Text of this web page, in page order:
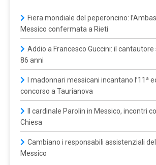
Fiera mondiale del peperoncino:
Messico confermata a Rieti
Addio a Francesco Guccini: il cantautore
86 anni
I madonnari messicani incantano l’11ª
concorso a Taurianova
Il cardinale Parolin in Messico, incontri
Chiesa
Cambiano i responsabili assistenziali
Messico